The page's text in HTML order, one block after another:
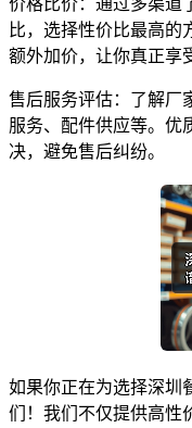
比，选择性价比最高的
额外加价，让你真正享
售后服务评估：了解厂
服务、配件供应等。优
决，避免售后纠纷。
如果你正在为选择深圳
们！我们不仅提供高性